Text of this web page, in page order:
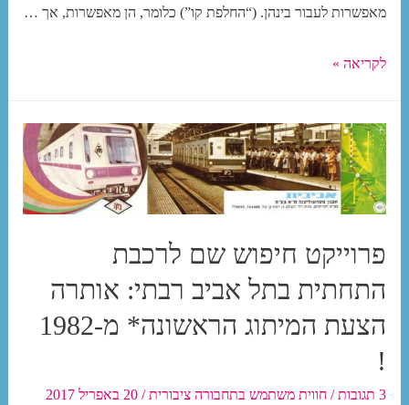
מאפשרות לעבור בינהן. (“החלפת קו”) כלומר, הן מאפשרות, אך …
דורשים
שירות.
אבל
רגע!
במונית
שירות
למעשה..אוטובוס!
לקריאה »
פרוייקט חיפוש שם לרכבת
התחתית בתל אביב רבתי: אותרה
הצעת המיתוג הראשונה* מ-1982
!
3 תגובות /חווית משתמש בתחבורה ציבורית/20 באפריל 2017